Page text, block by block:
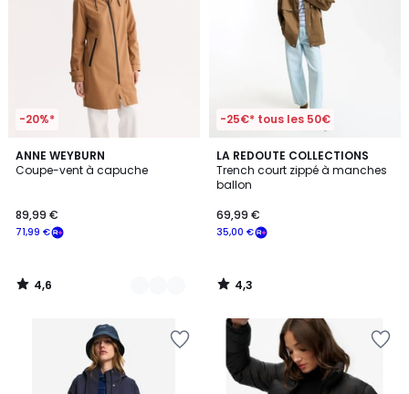
-20%*
ANNE WEYBURN
Coupe-vent à capuche
71,99 €
89,99 €
4,6
/ 5
2
Couleurs
4,6
/
-25€* tous les 50€
LA REDOUTE COLLECTIONS
Trench court zippé à manches
ballon
35,00 €
69,99 €
4,3
/ 5
4,3
/